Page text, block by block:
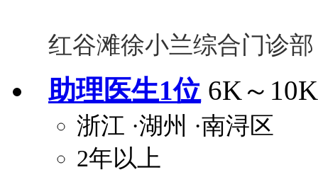
红谷滩徐小兰综合门诊部
助理医生1位 6K～10K
浙江 ·湖州 ·南浔区
2年以上